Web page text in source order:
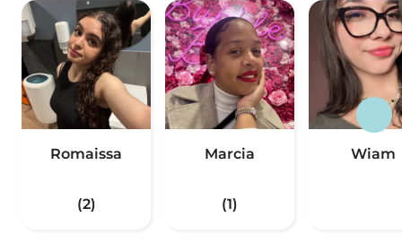
Romaissa
(2)
Marcia
(1)
Wiam